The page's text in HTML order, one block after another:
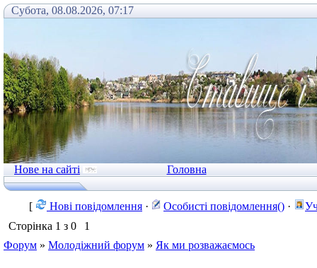
Субота, 08.08.2026, 07:17
Нове на сайті Головна
[ Нові повідомлення · Особисті повідомлення() ·
Сторінка 1 з 0
1
Форум » Молодіжний форум » Як ми розважаємось